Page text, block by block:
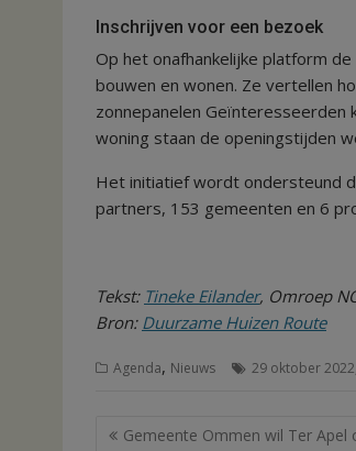
Inschrijven voor een bezoek
Op het onafhankelijke platform
bouwen en wonen. Ze vertellen
zonnepanelen Geïnteresseerden
woning staan de openingstijden
Het initiatief wordt ondersteund
partners, 153 gemeenten en 6
Tekst: Tineke Eilander, Omroep
Bron: Duurzame Huizen Route
Agenda, Nieuws 29 oktober 2022
Bericht
Gemeente Ommen wil Ter Apel